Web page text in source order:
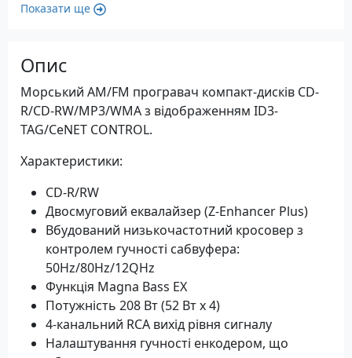
Показати ще
Опис
Морський AM/FM програвач компакт-дисків CD-
R/CD-RW/MP3/WMA з відображенням ID3-
TAG/CeNET CONTROL.
Характеристики:
CD-R/RW
Двосмуговий еквалайзер (Z-Enhancer Plus)
Вбудований низькочастотний кросовер з
контролем гучності сабвуфера:
50Hz/80Hz/12QHz
Функція Magna Bass EX
Потужність 208 Вт (52 Вт x 4)
4-канальний RCA вихід рівня сигналу
Налаштування гучності енкодером, що